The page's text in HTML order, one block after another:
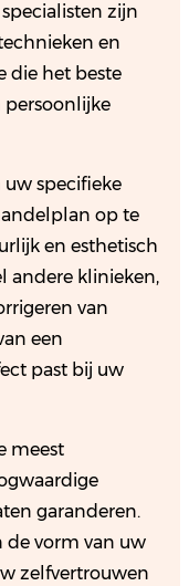
zijn
en
die het beste
persoonlijke
specifieke
op te
en esthetisch
andere klinieken,
van
een
past bij uw
meest
garanderen.
de vorm van uw
zelfvertrouwen